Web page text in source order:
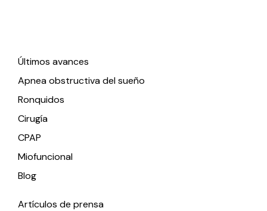
Últimos avances
Apnea obstructiva del sueño
Ronquidos
Cirugía
CPAP
Miofuncional
Blog
Artículos de prensa